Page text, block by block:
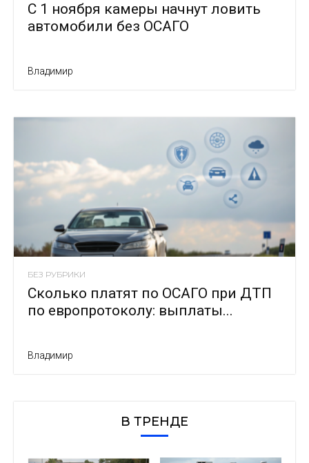
С 1 ноября камеры начнут ловить
автомобили без ОСАГО
Владимир
БЕЗ РУБРИКИ
Сколько платят по ОСАГО при ДТП
по европротоколу: выплаты...
Владимир
В ТРЕНДЕ